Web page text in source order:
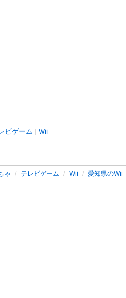
ビゲーム Wii
ゃ テレビゲーム Wii 愛知県のWii